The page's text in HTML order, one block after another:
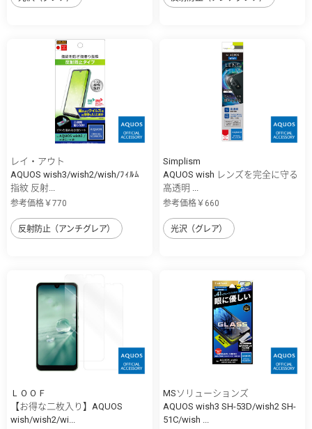
レイ・アウト
AQUOS wish3/wish2/wish/ﾌｨﾙﾑ
指紋 反射...
参考価格￥770
反射防止（アンチグレア）
Simplism
AQUOS wish レンズを完全に守る
高透明 ...
参考価格￥660
光沢（グレア）
ＬＯＯＦ
【お得な二枚入り】AQUOS
wish/wish2/wi...
MSソリューションズ
AQUOS wish3 SH-53D/wish2 SH-
51C/wish ...